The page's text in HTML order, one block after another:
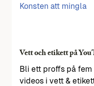
Konsten att mingla
Vett och etikett på
Bli ett proffs på
videos i vett &